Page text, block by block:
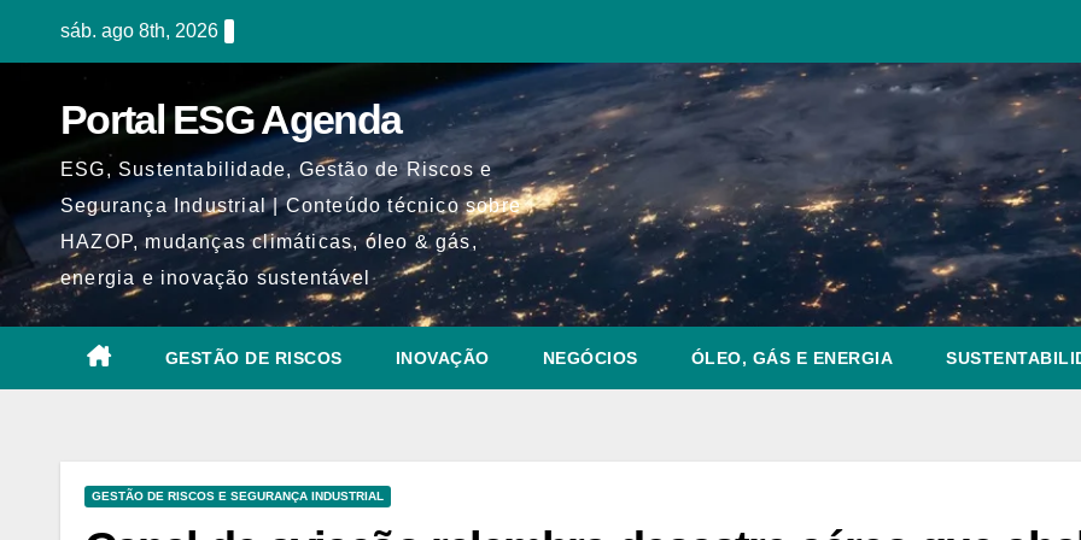
sáb. ago 8th, 2026
Portal ESG Agenda
ESG, Sustentabilidade, Gestão de Riscos e
Segurança Industrial | Conteúdo técnico sobre
HAZOP, mudanças climáticas, óleo & gás,
energia e inovação sustentável
GESTÃO DE RISCOS INOVAÇÃO NEGÓCIOS ÓLEO, GÁS E ENERGIA
GESTÃO DE RISCOS E SEGURANÇA INDUSTRIAL